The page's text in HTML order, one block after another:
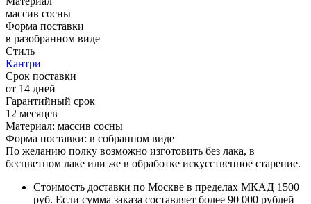
массив сосны
Форма поставки
в разобранном виде
Стиль
Кантри
Срок поставки
от 14 дней
Гарантийный срок
12 месяцев
Материал: массив сосны
Форма поставки: в собранном виде
По желанию полку возможно изготовить без лака, в
бесцветном лаке или же в обработке искусственное старение.
Стоимость доставки по Москве в пределах МКАД 1500
руб. Если сумма заказа составляет более 90 000 рублей